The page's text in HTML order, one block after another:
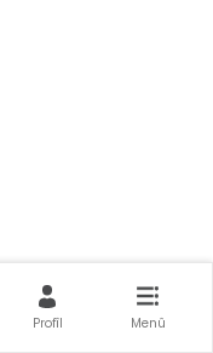
Profîl Menû